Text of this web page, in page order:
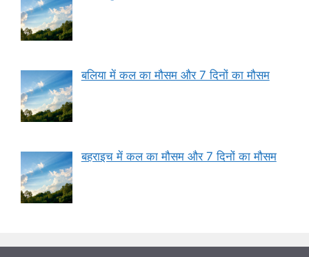
बलिया में कल का मौसम और 7 दिनों का मौसम
बहराइच में कल का मौसम और 7 दिनों का मौसम